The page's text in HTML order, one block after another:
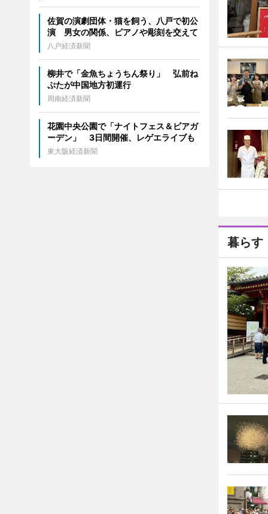
暮らす
佐賀の演劇団体・猫を飼う、八戸で初公
演 男女の関係、ピアノや彫刻を交えて
八戸経済新聞
柳井で「金魚ちょうちん祭り」 弘前ね
ぷたが中国地方初運行
周南経済新聞
花園中央公園で「ナイトフェス＆ビアガ
ーデン」 3日間開催、レゲエライブも
東大阪経済新聞